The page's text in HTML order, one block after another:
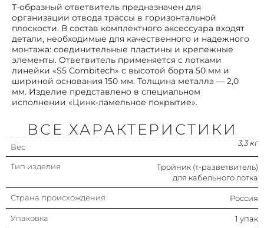
Т-образный ответвитель предназначен для
организации отвода трассы в горизонтальной
плоскости. В состав комплектного аксессуара входят
детали, необходимые для качественного и надежного
монтажа: соединительные пластины и крепежные
элементы. Ответвитель применяется с лотками
линейки «S5 Combitech» с высотой борта 50 мм и
шириной основания 150 мм. Толщина металла — 2,0
мм. Изделие представлено в специальном
исполнении «Цинк-ламельное покрытие».
Защитное покрытие поверхности
Непрерывное
гальваническое цинк-
алюминиевое
покрытие
Модель/исполнение
С соединит. разъемом в
комплекте
Цвет
ВСЕ ХАРАКТЕРИСТИКИ
Вес 3,3 кг
Тип изделия
Тройник (т-разветвитель)
для кабельного лотка
Страна происхождения Россия
Упаковка 1 упак